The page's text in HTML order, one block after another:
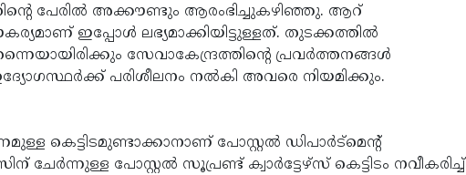
പേരില്‍ അക്കൗണ്ടും ആരംഭിച്ചുകഴിഞ്ഞു. ആറ്
ഇപ്പോള്‍ ലഭ്യമാക്കിയിട്ടുള്ളത്. തുടക്കത്തില്‍
സേവാകേന്ദ്രത്തിന്റെ പ്രവര്‍ത്തനങ്ങള്‍
പരിശീലനം നല്‍കി അവരെ നിയമിക്കും.
കെട്ടിടമുണ്ടാക്കാനാണ് പോസ്റ്റല്‍ ഡിപാര്‍ട്‌മെന്റ്
പോസ്റ്റല്‍ സൂപ്രണ്ട് ക്വാര്‍ട്ടേഴ്‌സ് കെട്ടിടം നവീകരിച്ച്